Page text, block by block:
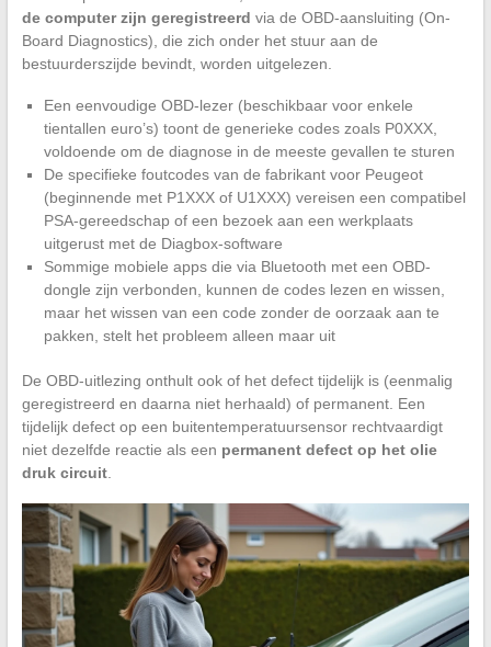
de computer zijn geregistreerd via de OBD-aansluiting (On-
Board Diagnostics), die zich onder het stuur aan de
bestuurderszijde bevindt, worden uitgelezen.
Een eenvoudige OBD-lezer (beschikbaar voor enkele
tientallen euro’s) toont de generieke codes zoals P0XXX,
voldoende om de diagnose in de meeste gevallen te sturen
De specifieke foutcodes van de fabrikant voor Peugeot
(beginnende met P1XXX of U1XXX) vereisen een compatibel
PSA-gereedschap of een bezoek aan een werkplaats
uitgerust met de Diagbox-software
Sommige mobiele apps die via Bluetooth met een OBD-
dongle zijn verbonden, kunnen de codes lezen en wissen,
maar het wissen van een code zonder de oorzaak aan te
pakken, stelt het probleem alleen maar uit
De OBD-uitlezing onthult ook of het defect tijdelijk is (eenmalig
geregistreerd en daarna niet herhaald) of permanent. Een
tijdelijk defect op een buitentemperatuursensor rechtvaardigt
niet dezelfde reactie als een permanent defect op het olie
druk circuit.